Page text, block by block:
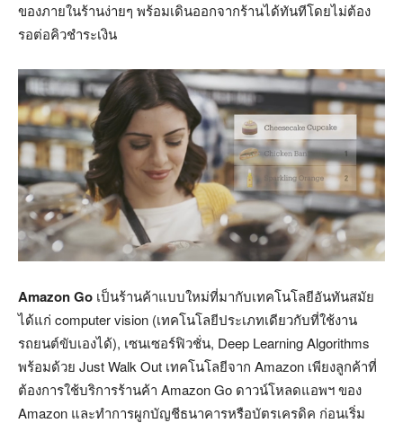
ของภายในร้านง่ายๆ พร้อมเดินออกจากร้านได้ทันทีโดยไม่ต้อง
รอต่อคิวชำระเงิน
Amazon Go เป็นร้านค้าแบบใหม่ที่มากับเทคโนโลยีอันทันสมัย
ได้แก่ computer vision (เทคโนโลยีประเภทเดียวกับที่ใช้งาน
รถยนต์ขับเองได้), เซนเซอร์ฟิวชั่น, Deep Learning Algorithms
พร้อมด้วย Just Walk Out เทคโนโลยีจาก Amazon เพียงลูกค้าที่
ต้องการใช้บริการร้านค้า Amazon Go ดาวน์โหลดแอพฯ ของ
Amazon และทำการผูกบัญชีธนาคารหรือบัตรเครดิค ก่อนเริ่ม